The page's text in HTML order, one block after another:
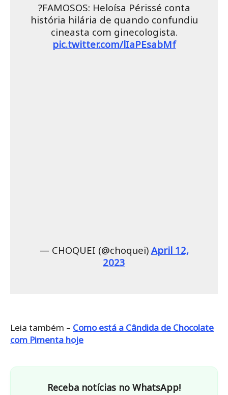
?FAMOSOS: Heloísa Périssé conta
história hilária de quando confundiu
cineasta com ginecologista.
pic.twitter.com/lIaPEsabMf
— CHOQUEI (@choquei) April 12,
2023
Leia também – Como está a Cândida de Chocolate
com Pimenta hoje
Receba notícias no WhatsApp!